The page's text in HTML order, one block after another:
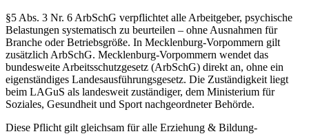
§5 Abs. 3 Nr. 6 ArbSchG verpflichtet alle Arbeitgeber, psychische
Belastungen systematisch zu beurteilen – ohne Ausnahmen für
Branche oder Betriebsgröße. In Mecklenburg-Vorpommern gilt
zusätzlich ArbSchG. Mecklenburg-Vorpommern wendet das
bundesweite Arbeitsschutzgesetz (ArbSchG) direkt an, ohne ein
eigenständiges Landesausführungsgesetz. Die Zuständigkeit liegt
beim LAGuS als landesweit zuständiger, dem Ministerium für
Soziales, Gesundheit und Sport nachgeordneter Behörde.
Diese Pflicht gilt gleichsam für alle Erziehung & Bildung-